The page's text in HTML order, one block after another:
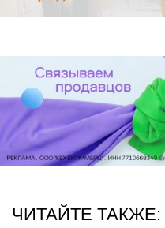
ЧИТАЙТЕ ТАКЖЕ: